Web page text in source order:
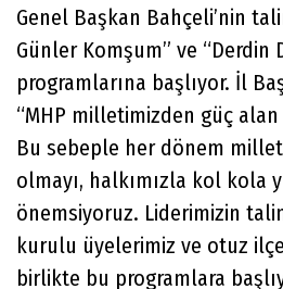
Genel Başkan Bahçeli’nin
Günler Komşum” ve “Derdin
programlarına başlıyor. İl
“MHP milletimizden güç
Bu sebeple her dönem
olmayı, halkımızla kol kola
önemsiyoruz. Liderimizin
kurulu üyelerimiz ve otuz
birlikte bu programlara